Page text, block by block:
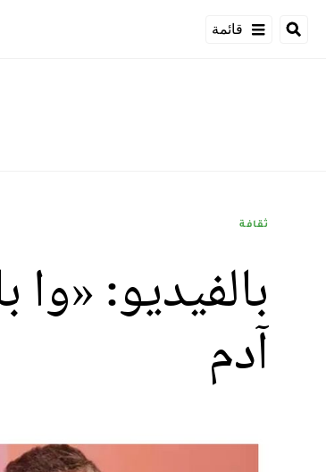
قائمة
ثقافة
بالفيديو:
آدم